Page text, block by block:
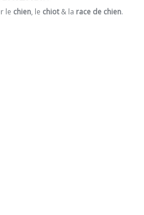
le chien, le chiot& la race de chien.